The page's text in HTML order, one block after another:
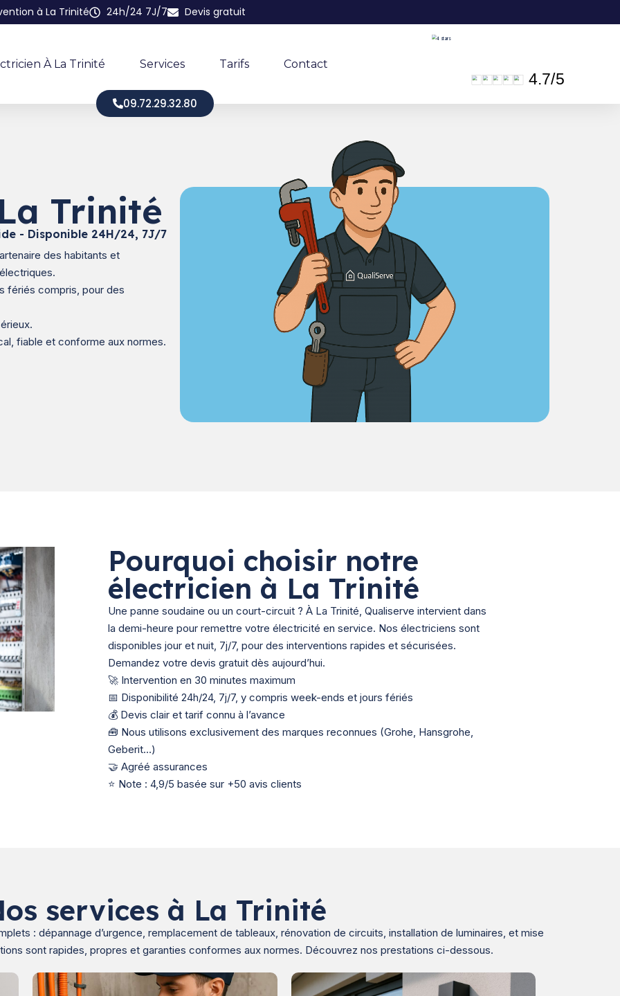
à La Trinité 24h/24 7J/7 Devis gratuit
À La Trinité Services Tarifs Contact
4.7/5
09.72.29.32.80
Trinité
- Disponible 24H/24, 7J/7
des habitants et
fériés compris, pour des
fiable et conforme aux normes.
Pourquoi choisir notre
électricien à La Trinité
Une panne soudaine ou un court-circuit ? À La Trinité, Qualiserve intervient dans
la demi-heure pour remettre votre électricité en service. Nos électriciens sont
disponibles jour et nuit, 7j/7, pour des interventions rapides et sécurisées.
Demandez votre devis gratuit dès aujourd’hui.
🚀 Intervention en 30 minutes maximum
📅 Disponibilité 24h/24, 7j/7, y compris week-ends et jours fériés
💰 Devis clair et tarif connu à l’avance
🧰 Nous utilisons exclusivement des marques reconnues (Grohe, Hansgrohe,
Geberit…)
🤝 Agréé assurances
⭐ Note : 4,9/5 basée sur +50 avis clients
services à La Trinité
: dépannage d’urgence, remplacement de tableaux, rénovation de circuits, installation de luminaires, et mise
sont rapides, propres et garanties conformes aux normes. Découvrez nos prestations ci-dessous.